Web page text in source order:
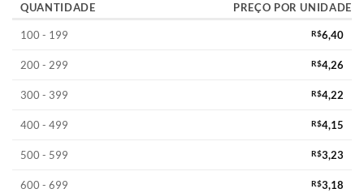
QUANTIDADE PREÇO POR UNIDADE
100 - 199 R$6,40
200 - 299 R$4,26
300 - 399 R$4,22
400 - 499 R$4,15
500 - 599 R$3,23
600 - 699 R$3,18